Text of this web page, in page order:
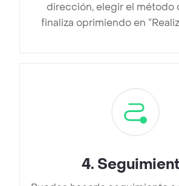
dirección, elegir el método
finaliza oprimiendo en
4.